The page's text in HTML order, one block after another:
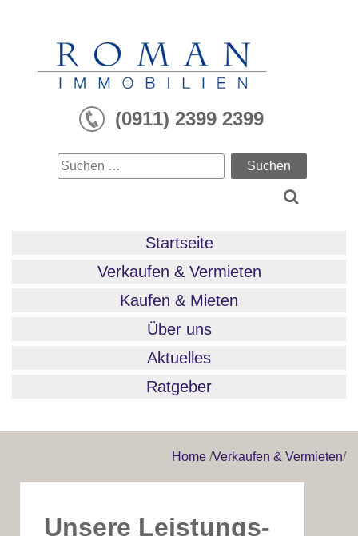
(0911) 2399 2399
Suchen
nach:
Startseite
Verkaufen & Vermieten
Kaufen & Mieten
Über uns
Aktuelles
Ratgeber
Home /Verkaufen & Vermieten/
Unsere Leistungs-